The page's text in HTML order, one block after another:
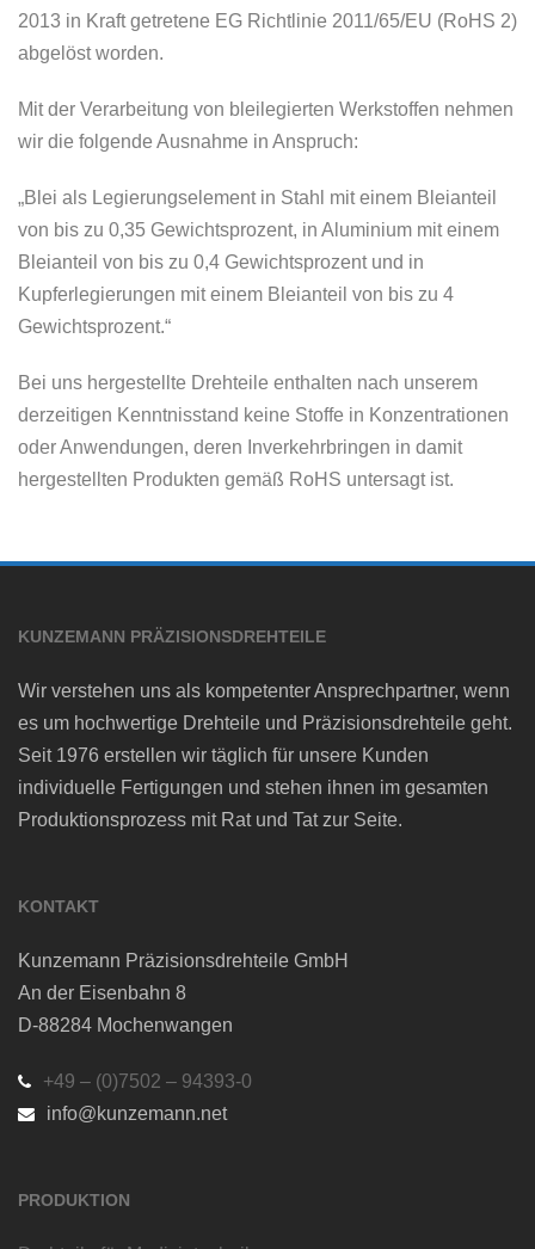
2013 in Kraft getretene EG Richtlinie 2011/65/EU (RoHS 2)
abgelöst worden.
Mit der Verarbeitung von bleilegierten Werkstoffen nehmen
wir die folgende Ausnahme in Anspruch:
„Blei als Legierungselement in Stahl mit einem Bleianteil
von bis zu 0,35 Gewichtsprozent, in Aluminium mit einem
Bleianteil von bis zu 0,4 Gewichtsprozent und in
Kupferlegierungen mit einem Bleianteil von bis zu 4
Gewichtsprozent.“
Bei uns hergestellte Drehteile enthalten nach unserem
derzeitigen Kenntnisstand keine Stoffe in Konzentrationen
oder Anwendungen, deren Inverkehrbringen in damit
hergestellten Produkten gemäß RoHS untersagt ist.
KUNZEMANN PRÄZISIONSDREHTEILE
Wir verstehen uns als kompetenter Ansprechpartner, wenn
es um hochwertige Drehteile und Präzisionsdrehteile geht.
Seit 1976 erstellen wir täglich für unsere Kunden
individuelle Fertigungen und stehen ihnen im gesamten
Produktionsprozess mit Rat und Tat zur Seite.
KONTAKT
Kunzemann Präzisionsdrehteile GmbH
An der Eisenbahn 8
D-88284 Mochenwangen
+49 – (0)7502 – 94393-0
info@kunzemann.net
PRODUKTION